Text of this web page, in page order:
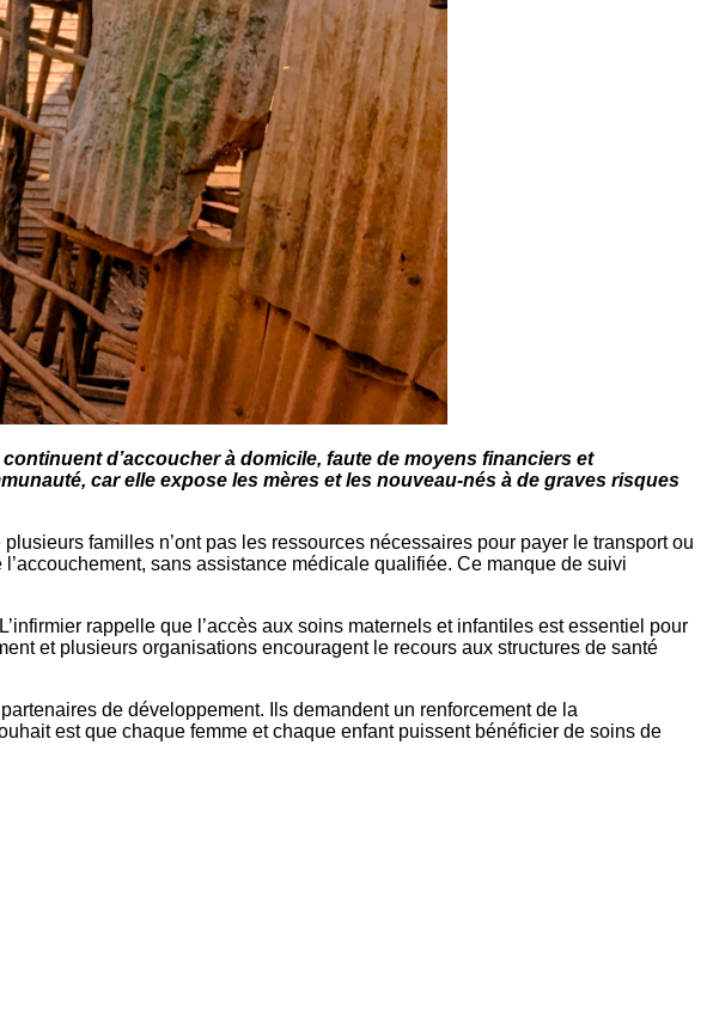
d’accoucher à domicile, faute de moyens financiers et
car elle expose les mères et les nouveau-nés à de graves risques
familles n’ont pas les ressources nécessaires pour payer le transport ou
sans assistance médicale qualifiée. Ce manque de suivi
rappelle que l’accès aux soins maternels et infantiles est essentiel pour
et plusieurs organisations encouragent le recours aux structures de santé
de développement. Ils demandent un renforcement de la
est que chaque femme et chaque enfant puissent bénéficier de soins de